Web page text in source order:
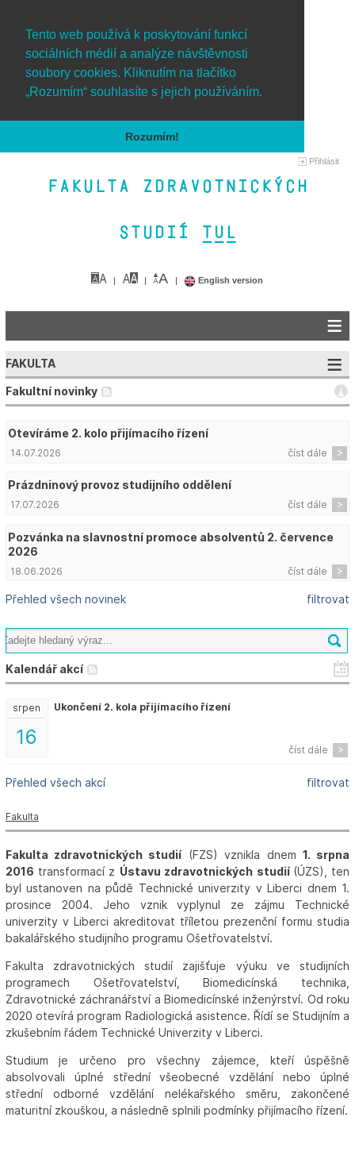
Tento web používá k poskytování funkcí
sociálních médií a analýze návštěvnosti
soubory cookies. Kliknutím na tlačítko
„Rozumím“ souhlasíte s jejich používáním.
Rozumím!
Přihlásit
Fakulta zdravotnických
studií TUL&
English version
FAKULTA
Fakultní novinky
Otevíráme 2. kolo přijímacího řízení
číst dále
14.07.2026
Prázdninový provoz studijního oddělení
číst dále
17.07.2026
Pozvánka na slavnostní promoce absolventů 2. července
2026
číst dále
18.06.2026
Přehled všech novinek filtrovat
Kalendář akcí
16
srpen Ukončení 2. kola přijímacího řízení
číst dále
Přehled všech akcí filtrovat
Fakulta
Fakulta zdravotnických studií (FZS) vznikla dnem 1. srpna
2016 transformací z Ústavu zdravotnických studií (ÚZS), ten
byl ustanoven na půdě Technické univerzity v Liberci dnem 1.
prosince 2004. Jeho vznik vyplynul ze zájmu Technické
univerzity v Liberci akreditovat tříletou prezenční formu studia
bakalářského studijního programu Ošetřovatelství.
Fakulta zdravotnických studií zajišťuje výuku ve studijních
programech Ošetřovatelství, Biomedicínská technika,
Zdravotnické záchranářství a Biomedicínské inženýrství. Od roku
2020 otevírá program Radiologická asistence. Řídí se Studijním a
zkušebním řádem Technické Univerzity v Liberci.
Studium je určeno pro všechny zájemce, kteří úspěšně
absolvovali úplné střední všeobecné vzdělání nebo úplné
střední odborné vzdělání nelékařského směru, zakončené
maturitní zkouškou, a následně splnili podmínky přijímacího řízení.